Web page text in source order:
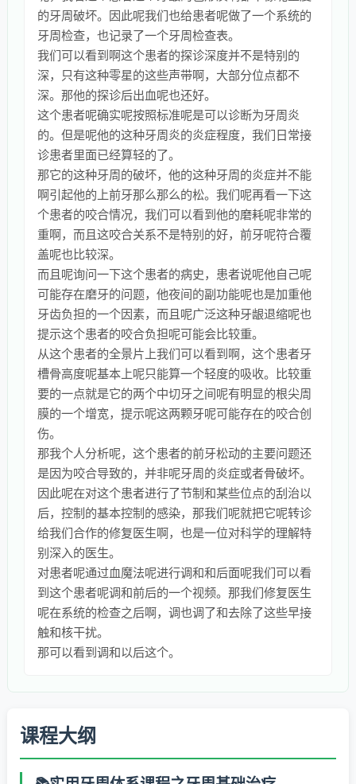
的牙周破坏。因此呢我们也给患者呢做了一个系统的
牙周检查，也记录了一个牙周检查表。
我们可以看到啊这个患者的探诊深度并不是特别的
深，只有这种零星的这些声带啊，大部分位点都不
深。那他的探诊后出血呢也还好。
这个患者呢确实呢按照标准呢是可以诊断为牙周炎
的。但是呢他的这种牙周炎的炎症程度，我们日常接
诊患者里面已经算轻的了。
那它的这种牙周的破坏，他的这种牙周的炎症并不能
啊引起他的上前牙那么那么的松。我们呢再看一下这
个患者的咬合情况，我们可以看到他的磨耗呢非常的
重啊，而且这咬合关系不是特别的好，前牙呢符合覆
盖呢也比较深。
而且呢询问一下这个患者的病史，患者说呢他自己呢
可能存在磨牙的问题，他夜间的副功能呢也是加重他
牙齿负担的一个因素，而且呢广泛这种牙龈退缩呢也
提示这个患者的咬合负担呢可能会比较重。
从这个患者的全景片上我们可以看到啊，这个患者牙
槽骨高度呢基本上呢只能算一个轻度的吸收。比较重
要的一点就是它的两个中切牙之间呢有明显的根尖周
膜的一个增宽，提示呢这两颗牙呢可能存在的咬合创
伤。
那我个人分析呢，这个患者的前牙松动的主要问题还
是因为咬合导致的，并非呢牙周的炎症或者骨破坏。
因此呢在对这个患者进行了节制和某些位点的刮治以
后，控制的基本控制的感染，那我们呢就把它呢转诊
给我们合作的修复医生啊，也是一位对科学的理解特
别深入的医生。
对患者呢通过血魔法呢进行调和和后面呢我们可以看
到这个患者呢调和前后的一个视频。那我们修复医生
呢在系统的检查之后啊，调也调了和去除了这些早接
触和核干扰。
那可以看到调和以后这个。
课程大纲